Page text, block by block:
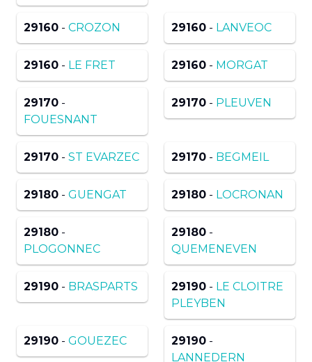
29160 - CROZON 29160 - LANVEOC
29160 - LE FRET 29160 - MORGAT
29170 -
FOUESNANT
29170 - PLEUVEN
29170 - ST EVARZEC 29170 - BEGMEIL
29180 - GUENGAT 29180 - LOCRONAN
29180 -
PLOGONNEC
29180 -
QUEMENEVEN
29190 - BRASPARTS 29190 - LE CLOITRE
PLEYBEN
29190 - GOUEZEC 29190 -
LANNEDERN